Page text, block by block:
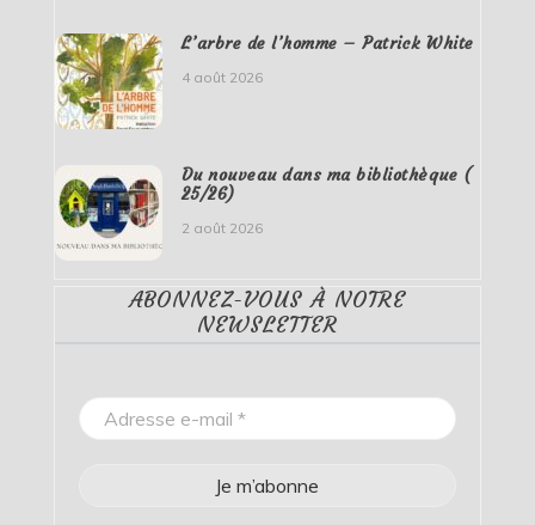
L’arbre de l’homme – Patrick White
4 août 2026
Du nouveau dans ma bibliothèque (
25/26)
2 août 2026
ABONNEZ-VOUS À NOTRE
NEWSLETTER